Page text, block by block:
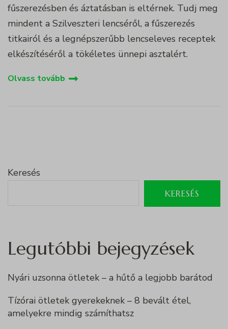
fűszerezésben és áztatásban is eltérnek. Tudj meg
mindent a Szilveszteri lencséről, a fűszerezés
titkairól és a legnépszerűbb lencseleves receptek
elkészítéséről a tökéletes ünnepi asztalért.
Olvass tovább
Keresés
KERESÉS
Legutóbbi bejegyzések
Nyári uzsonna ötletek – a hűtő a legjobb barátod
Tízórai ötletek gyerekeknek – 8 bevált étel,
amelyekre mindig számíthatsz